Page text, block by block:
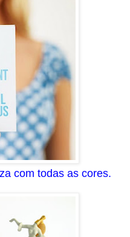
com todas as cores.